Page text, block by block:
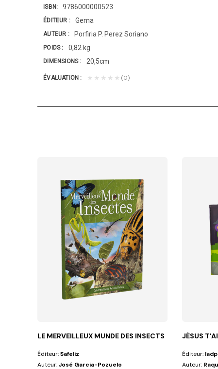
ISBN 9786000000523
ÉDITEUR Gema
AUTEUR Porfiria P. Perez Soriano
POIDS 0,82 kg
DIMENSIONS 20,5cm
ÉVALUATION ★★★★★ (0)
LE MERVEILLEUX MUNDE DES INSECTS
Éditeur:Safeliz
Auteur:José Garcia-Pozuelo
JÉSUS
Éditeur:
Auteur: